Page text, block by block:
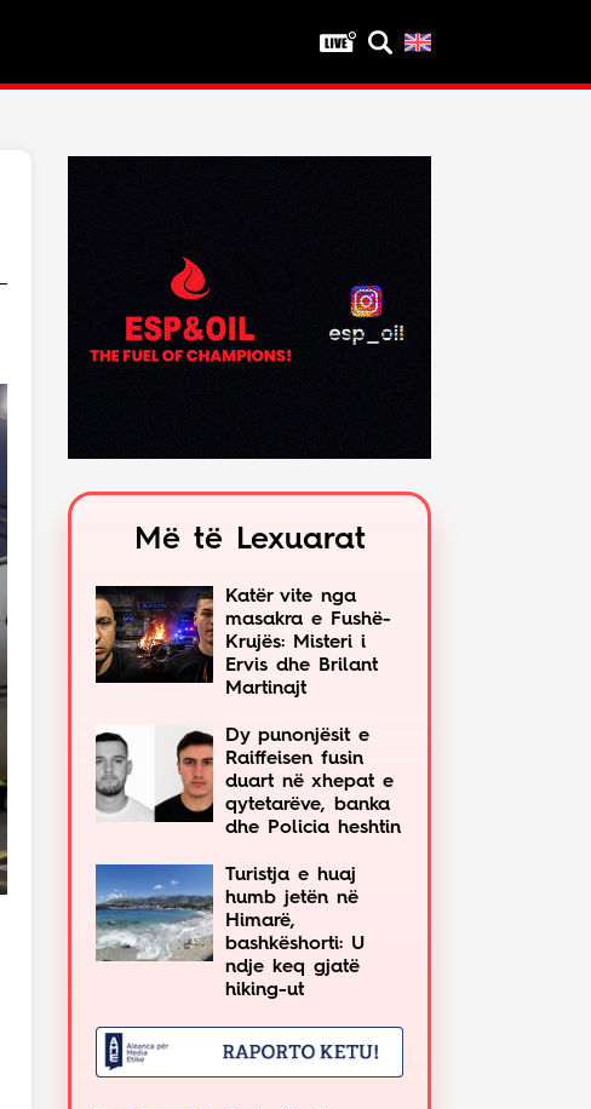
Më të Lexuarat
Katër vite nga
masakra e Fushë-
Krujës: Misteri i
Ervis dhe Brilant
Martinajt
Dy punonjësit e
Raiffeisen fusin
duart në xhepat e
qytetarëve, banka
dhe Policia heshtin
Turistja e huaj
humb jetën në
Himarë,
bashkëshorti: U
ndje keq gjatë
hiking-ut